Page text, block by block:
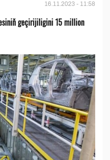
16.11.2023 - 11:58
geçirijiligini 15 million